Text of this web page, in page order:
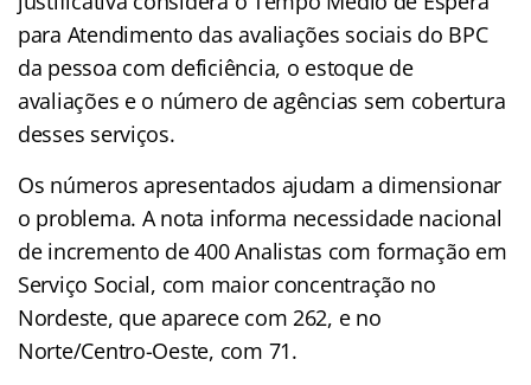
para Atendimento das avaliações sociais do BPC
da pessoa com deficiência, o estoque de
avaliações e o número de agências sem cobertura
desses serviços.
Os números apresentados ajudam a dimensionar
o problema. A nota informa necessidade nacional
de incremento de 400 Analistas com formação em
Serviço Social, com maior concentração no
Nordeste, que aparece com 262, e no
Norte/Centro-Oeste, com 71.